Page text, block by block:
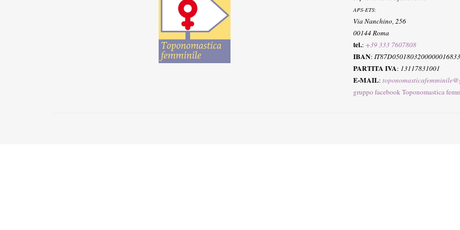
APS-ETS:
Via Nanchino, 256
00144 Roma
tel.: +39 333 7607808
IBAN:
PARTITA IVA: 13117831001
E-MAIL:
gruppo facebook Toponomastica